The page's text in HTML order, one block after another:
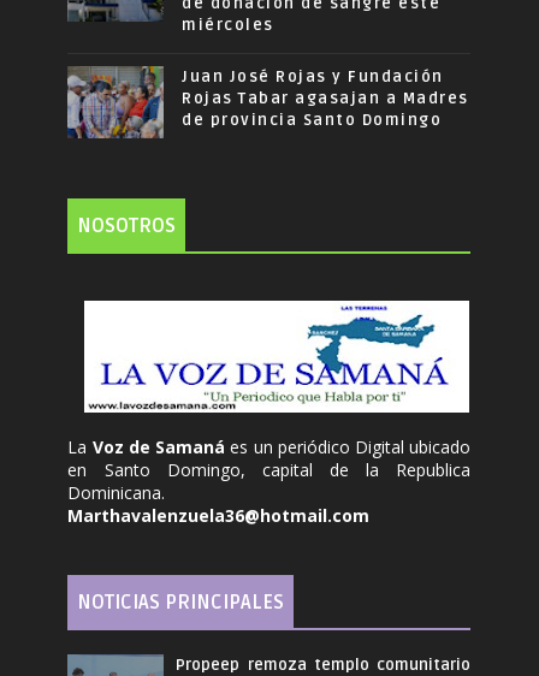
miércoles
Juan José Rojas y Fundación
Rojas Tabar agasajan a Madres
de provincia Santo Domingo
NOSOTROS
La Voz de Samanáes un periódico Digital ubicado
en Santo Domingo, capital de la Republica
Dominicana.
Marthavalenzuela36@hotmail.com
NOTICIAS PRINCIPALES
Propeep remoza templo comunitario